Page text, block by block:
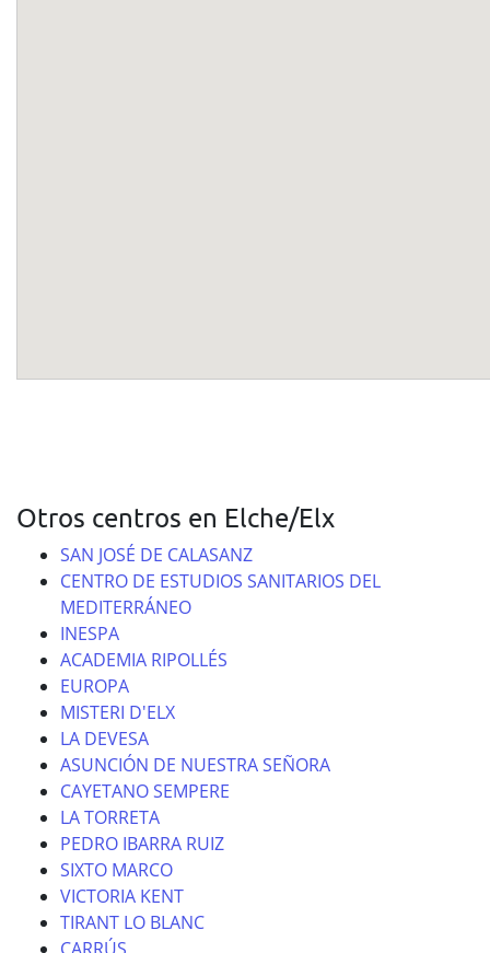
Otros centros en Elche/Elx
SAN JOSÉ DE CALASANZ
CENTRO DE ESTUDIOS SANITARIOS DEL
MEDITERRÁNEO
INESPA
ACADEMIA RIPOLLÉS
EUROPA
MISTERI D'ELX
LA DEVESA
ASUNCIÓN DE NUESTRA SEÑORA
CAYETANO SEMPERE
LA TORRETA
PEDRO IBARRA RUIZ
SIXTO MARCO
VICTORIA KENT
TIRANT LO BLANC